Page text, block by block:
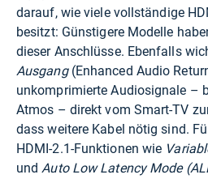
darauf, wie viele vollständige
besitzt: Günstigere Modelle
dieser Anschlüsse. Ebenfalls
Ausgang(Enhanced Audio
unkomprimierte Audiosignale –
Atmos – direkt vom Smart-TV
dass weitere Kabel nötig sind.
HDMI-2.1-Funktionen wie
undAuto Low Latency Mode